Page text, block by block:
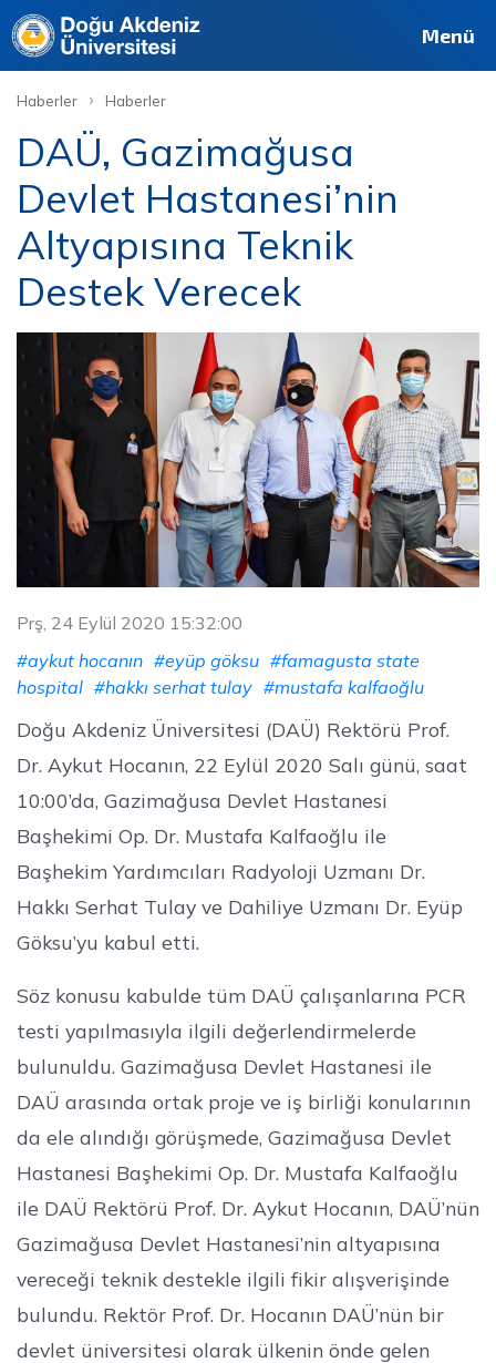
Menü
Haberler › Haberler
DAÜ, Gazimağusa
Devlet Hastanesi’nin
Altyapısına Teknik
Destek Verecek
Prş, 24 Eylül 2020 15:32:00
#aykut hocanın #eyüp göksu #famagusta state
hospital #hakkı serhat tulay #mustafa kalfaoğlu
Doğu Akdeniz Üniversitesi (DAÜ) Rektörü Prof.
Dr. Aykut Hocanın, 22 Eylül 2020 Salı günü, saat
10:00’da, Gazimağusa Devlet Hastanesi
Başhekimi Op. Dr. Mustafa Kalfaoğlu ile
Başhekim Yardımcıları Radyoloji Uzmanı Dr.
Hakkı Serhat Tulay ve Dahiliye Uzmanı Dr. Eyüp
Göksu’yu kabul etti.
Söz konusu kabulde tüm DAÜ çalışanlarına PCR
testi yapılmasıyla ilgili değerlendirmelerde
bulunuldu. Gazimağusa Devlet Hastanesi ile
DAÜ arasında ortak proje ve iş birliği konularının
da ele alındığı görüşmede, Gazimağusa Devlet
Hastanesi Başhekimi Op. Dr. Mustafa Kalfaoğlu
ile DAÜ Rektörü Prof. Dr. Aykut Hocanın, DAÜ’nün
Gazimağusa Devlet Hastanesi’nin altyapısına
vereceği teknik destekle ilgili fikir alışverişinde
bulundu. Rektör Prof. Dr. Hocanın DAÜ’nün bir
devlet üniversitesi olarak ülkenin önde gelen